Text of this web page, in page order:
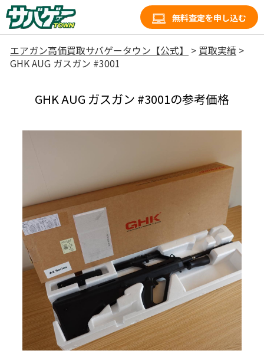
無料査定を申し込む
エアガン高価買取サバゲータウン【公式】 > 買取実績 >
GHK AUG ガスガン #3001
GHK AUG ガスガン #3001の参考価格